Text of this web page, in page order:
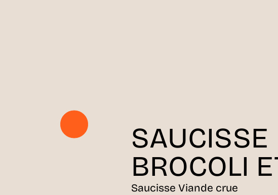
SAUCISSE
BROCOLI
Saucisse Viande crue